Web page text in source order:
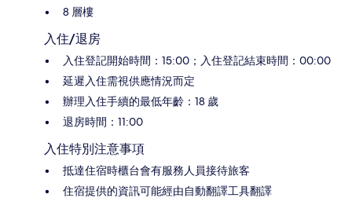
8 層樓
入住/退房
入住登記開始時間：15:00；入住登記結束時間：00:00
延遲入住需視供應情況而定
辦理入住手續的最低年齡：18 歲
退房時間：11:00
入住特別注意事項
抵達住宿時櫃台會有服務人員接待旅客
住宿提供的資訊可能經由自動翻譯工具翻譯